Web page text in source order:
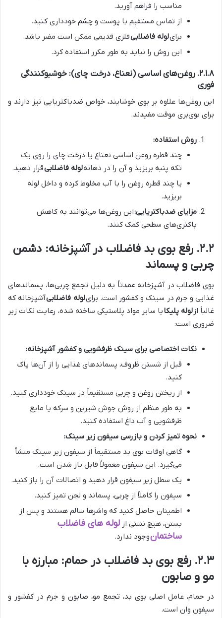
مناسب را فراهم آورید.
از تماس مستقیم با پوست و چشم خودداری کنید.
برایلوله فاضلابیفلزی قدیمی ممکن است مضر باشد.
این روش را نباید به طور مکرر استفاده کرد.
۲.۱.۸. روغن‌های اساسی (نعناع، درخت چای): خوشبوکنندگی
فوری
این روغن‌ها علاوه بر بوی خوشایند، خواص ضدباکتریایی نیز دارند و
برای بوی‌بری موقت مفیدند.
روش استفاده:
چند قطره روغن اساسی نعناع یا درخت چای را روی یک
تکه پنبه بریزید و آن را در دهانهلوله فاضلابیقرار دهید.
یا چند قطره روغن را با آب مخلوط کرده و داخل لوله
بریزید.
مزایای ضدباکتریایی:این روغن‌ها می‌توانند به کاهش
باکتری‌های سطحی کمک کنند.
۲.۲. رفع بوی بد فاضلاب در آشپزخانه: دشمن
چربی و پسماند
بوی فاضلاب در آشپزخانه عمدتاً به دلیل تجمع چربی‌ها، پسماندهای
غذایی و جرم در سینک و کفشور است. برایلوله فاضلابیآشپزخانه که
غالباً از لوله پلیکایا سایر مواد پلاستیکی ساخته شده، رعایت نکات زیر
ضروری است:
نکات اختصاصی برای سینک ظرفشویی و کفشور آشپزخانه:
قبل از شستن ظروف، پسماندهای غذایی را از آن‌ها پاک
کنید.
از ریختن روغن و چربی مستقیماً در سینک خودداری کنید.
به طور منظم از روش جوش شیرین و سرکه یا مایع
ظرفشویی و آب داغ استفاده کنید.
نحوه تمیز کردن و بازرسی سیفون زیر سینک:
گاهی اوقات بوی بد مستقیماً از سیفون زیر سینک منشأ
می‌گیرد. این سیفون معمولاً قابل باز شدن است.
یک سطل زیر سیفون قرار دهید و اتصالات آن را باز کنید.
سیفون را کاملاً از چربی، پسماند و لجن تمیز کنید.
اطمینان حاصل کنید که واشرها سالم هستند و پس از
بستن، هیچ نشتی از لوله های فاضلاب
ساختمانوجود ندارد.
۲.۳. رفع بوی بد فاضلاب در حمام: مبارزه با
مو و صابون
در حمام، عامل اصلی بوی بد، تجمع مو، صابون و جرم در کفشور و
سیفون وان است.